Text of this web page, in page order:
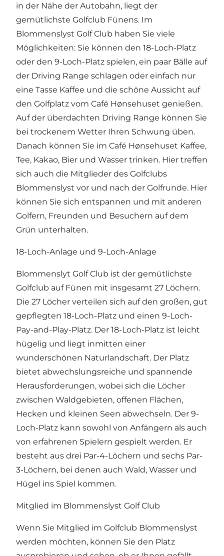
in der Nähe der Autobahn, liegt der
gemütlichste Golfclub Fünens. Im
Blommenslyst Golf Club haben Sie viele
Möglichkeiten: Sie können den 18-Loch-Platz
oder den 9-Loch-Platz spielen, ein paar Bälle auf
der Driving Range schlagen oder einfach nur
eine Tasse Kaffee und die schöne Aussicht auf
den Golfplatz vom Café Hønsehuset genießen.
Auf der überdachten Driving Range können Sie
bei trockenem Wetter Ihren Schwung üben.
Danach können Sie im Café Hønsehuset Kaffee,
Tee, Kakao, Bier und Wasser trinken. Hier treffen
sich auch die Mitglieder des Golfclubs
Blommenslyst vor und nach der Golfrunde. Hier
können Sie sich entspannen und mit anderen
Golfern, Freunden und Besuchern auf dem
Grün unterhalten.
18-Loch-Anlage und 9-Loch-Anlage
Blommenslyt Golf Club ist der gemütlichste
Golfclub auf Fünen mit insgesamt 27 Löchern.
Die 27 Löcher verteilen sich auf den großen, gut
gepflegten 18-Loch-Platz und einen 9-Loch-
Pay-and-Play-Platz. Der 18-Loch-Platz ist leicht
hügelig und liegt inmitten einer
wunderschönen Naturlandschaft. Der Platz
bietet abwechslungsreiche und spannende
Herausforderungen, wobei sich die Löcher
zwischen Waldgebieten, offenen Flächen,
Hecken und kleinen Seen abwechseln. Der 9-
Loch-Platz kann sowohl von Anfängern als auch
von erfahrenen Spielern gespielt werden. Er
besteht aus drei Par-4-Löchern und sechs Par-
3-Löchern, bei denen auch Wald, Wasser und
Hügel ins Spiel kommen.
Mitglied im Blommenslyst Golf Club
Wenn Sie Mitglied im Golfclub Blommenslyst
werden möchten, können Sie den Platz